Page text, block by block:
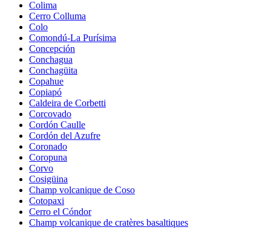
Colima
Cerro Colluma
Colo
Comondú-La Purísima
Concepción
Conchagua
Conchagüita
Copahue
Copiapó
Caldeira de Corbetti
Corcovado
Cordón Caulle
Cordón del Azufre
Coronado
Coropuna
Corvo
Cosigüina
Champ volcanique de Coso
Cotopaxi
Cerro el Cóndor
Champ volcanique de cratères basaltiques